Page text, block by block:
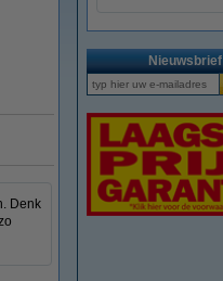
Denk
Nieuwsbrief